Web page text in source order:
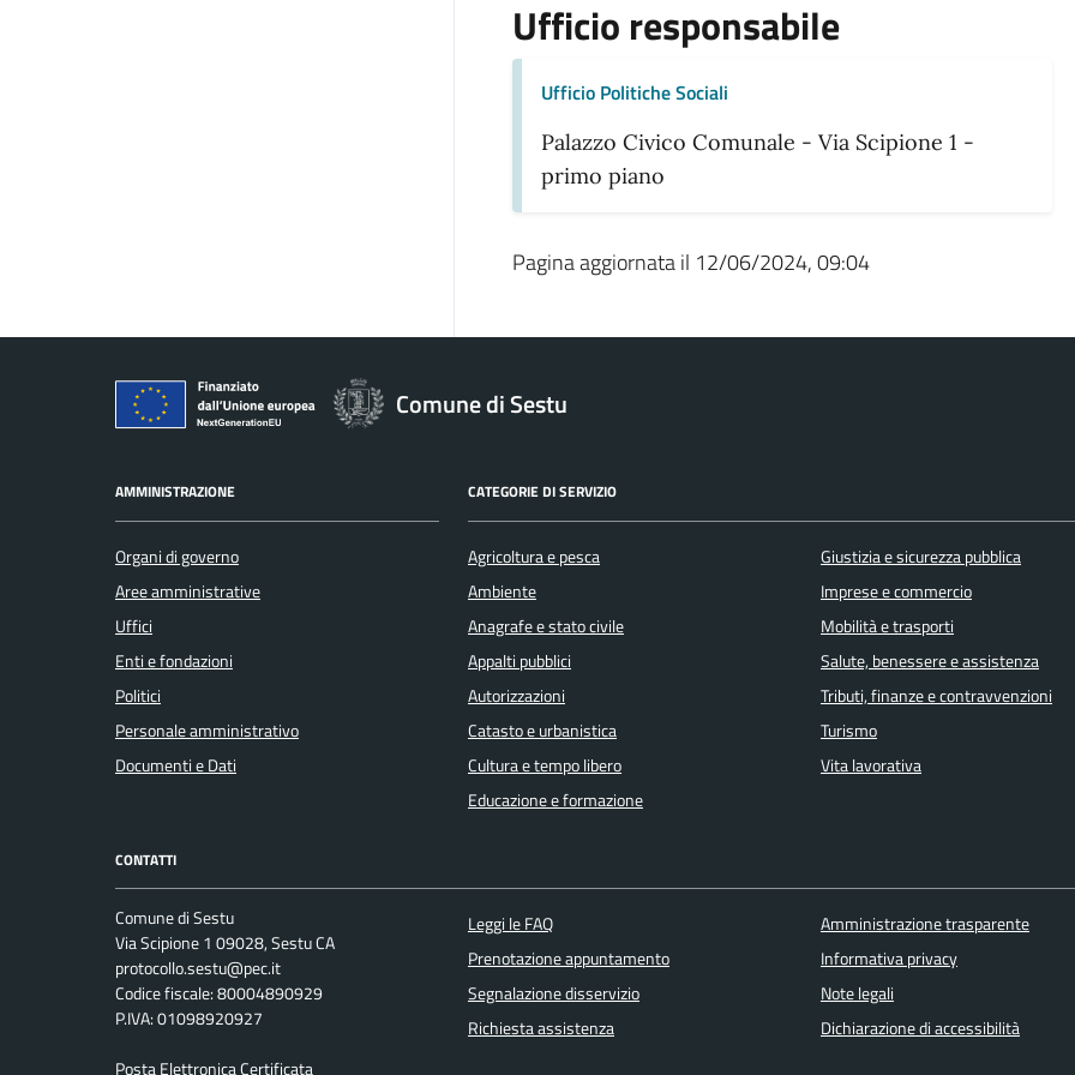
Ufficio responsabile
Ufficio Politiche Sociali
Palazzo Civico Comunale - Via Scipione 1 -
primo piano
Pagina aggiornata il 12/06/2024, 09:04
Comune di Sestu
AMMINISTRAZIONE
Organi di governo
Aree amministrative
Uffici
Enti e fondazioni
Politici
Personale amministrativo
Documenti e Dati
CATEGORIE DI SERVIZIO
Agricoltura e pesca
Ambiente
Anagrafe e stato civile
Appalti pubblici
Autorizzazioni
Catasto e urbanistica
Cultura e tempo libero
Educazione e formazione
Giustizia e sicurezza pubblica
Imprese e commercio
Mobilità e trasporti
Salute, benessere e assistenza
Tributi, finanze e contravvenzioni
Turismo
Vita lavorativa
CONTATTI
Comune di Sestu
Via Scipione 1 09028, Sestu CA
protocollo.sestu@pec.it
Codice fiscale: 80004890929
P.IVA: 01098920927
Posta Elettronica Certificata
Leggi le FAQ
Prenotazione appuntamento
Segnalazione disservizio
Richiesta assistenza
Amministrazione trasparente
Informativa privacy
Note legali
Dichiarazione di accessibilità